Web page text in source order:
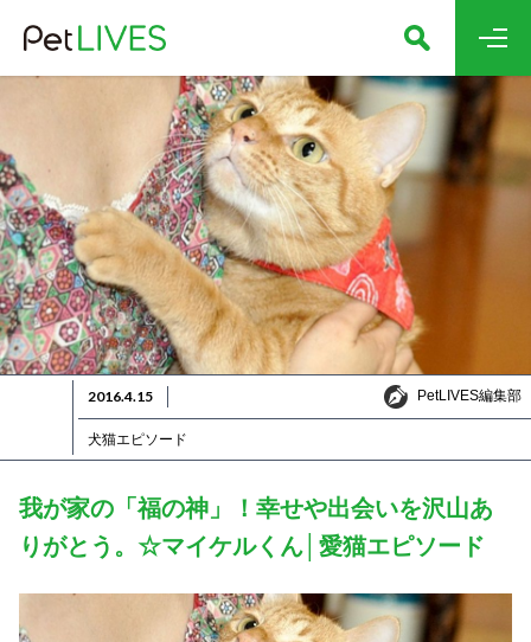
2016.4.15 PetLIVES編集部
PetLIVES編集部
犬猫エピソード
我が家の「福の神」！幸せや出会いを沢山あ
りがとう。☆マイケルくん│愛猫エピソード